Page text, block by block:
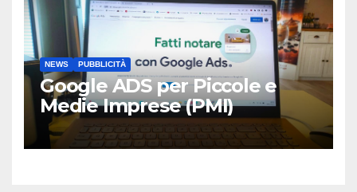
NEWS PUBBLICITÀ
Google ADS per Piccole e
Medie Imprese (PMI)